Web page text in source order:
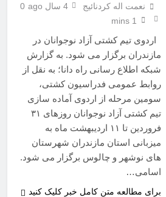
نعمت اله کردنائیج 4 سال ago
0
1 mins
اردوی تیم کشتی آزاد نوجوانان در
مازندران برگزار می شود. به گزارش
شبکه اطلاع رسانی راه دانا؛ به نقل از
روابط عمومی فدراسیون کشتی،
سومین مرحله از اردوی آماده سازی
تیم کشتی آزاد نوجوانان روزهای ۳۱
فروردین تا ۱۱ اردیبهشت ماه به
میزبانی استان مازندران شهرستان
های نوشهر و چالوس برگزار می شود.
اسامی…
برای مطالعه متن کامل خبر کلیک کنید